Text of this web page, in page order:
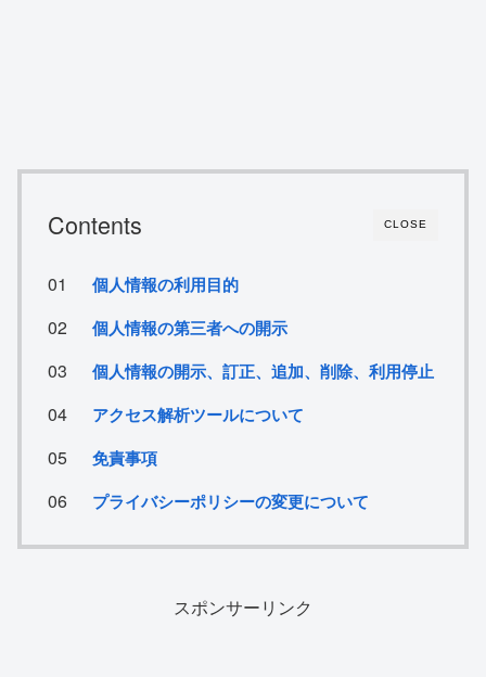
CLOSE
Contents
個人情報の利用目的
個人情報の第三者への開示
個人情報の開示、訂正、追加、削除、利用停止
アクセス解析ツールについて
免責事項
プライバシーポリシーの変更について
スポンサーリンク